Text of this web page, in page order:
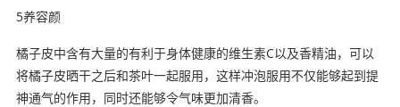
5养容颜
橘子皮中含有大量的有利于身体健康的维生素C以及香精油，可以
将橘子皮晒干之后和茶叶一起服用，这样冲泡服用不仅能够起到提
神通气的作用，同时还能够令气味更加清香。